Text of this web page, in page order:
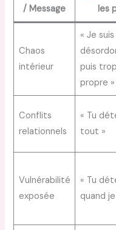
/ Message
les
Chaos
intérieur
« Je
puis
propre »
Conflits
relationnels
« Tu
tout »
Vulnérabilité
exposée
« Tu
quand